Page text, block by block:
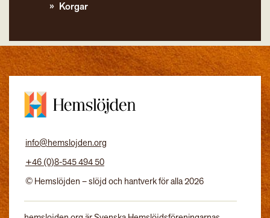
Korgar
info@hemslojden.org
+46 (0)8-545 494 50
© Hemslöjden – slöjd och hantverk för alla 2026